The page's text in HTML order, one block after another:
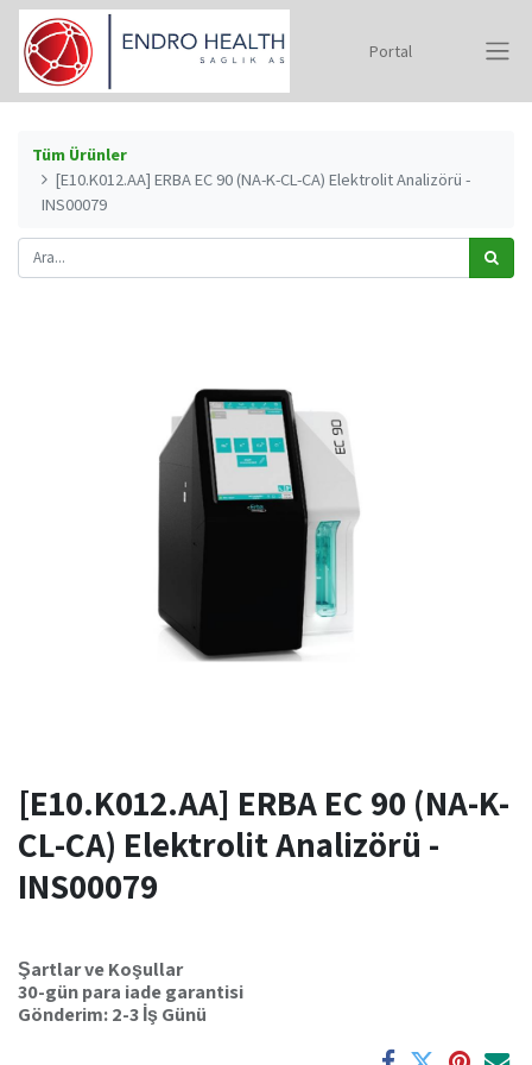
Portal
Tüm Ürünler
[E10.K012.AA] ERBA EC 90 (NA-K-CL-CA) Elektrolit Analizörü -
INS00079
[E10.K012.AA] ERBA EC 90 (NA-K-
CL-CA) Elektrolit Analizörü -
INS00079
Şartlar ve Koşullar
30-gün para iade garantisi
Gönderim: 2-3 İş Günü